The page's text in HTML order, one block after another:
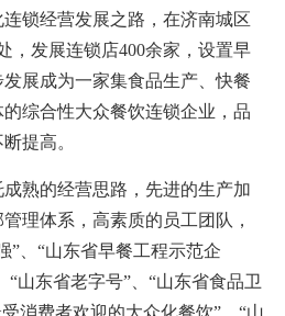
锁经营发展之路，在济南城区
，发展连锁店400余家，设置早
发展成为一家集食品生产、快餐
综合性大众餐饮连锁企业，品
提高。
熟的经营思路，先进的生产加
理体系，高素质的员工团队，
”、“山东省早餐工程示范企
“山东省老字号”、“山东省食品卫